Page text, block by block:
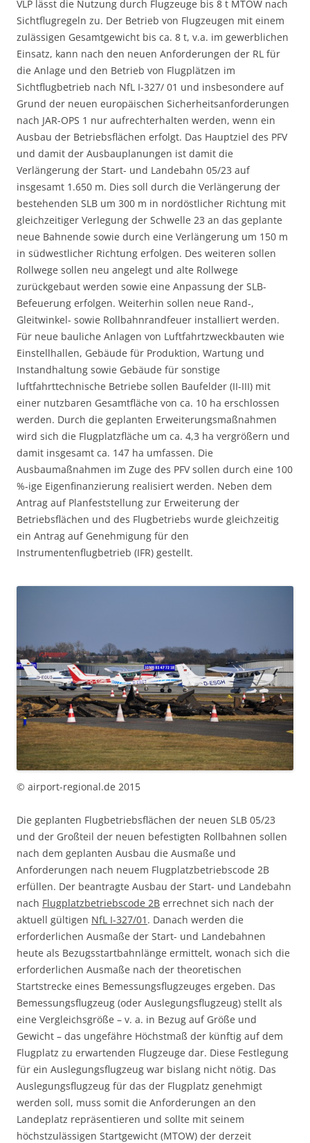
VLP lässt die Nutzung durch Flugzeuge bis 8 t MTOW nach
Sichtflugregeln zu. Der Betrieb von Flugzeugen mit einem
zulässigen Gesamtgewicht bis ca. 8 t, v.a. im gewerblichen
Einsatz, kann nach den neuen Anforderungen der RL für
die Anlage und den Betrieb von Flugplätzen im
Sichtflugbetrieb nach NfL I-327/ 01 und insbesondere auf
Grund der neuen europäischen Sicherheitsanforderungen
nach JAR-OPS 1 nur aufrechterhalten werden, wenn ein
Ausbau der Betriebsflächen erfolgt. Das Hauptziel des PFV
und damit der Ausbauplanungen ist damit die
Verlängerung der Start- und Landebahn 05/23 auf
insgesamt 1.650 m. Dies soll durch die Verlängerung der
bestehenden SLB um 300 m in nordöstlicher Richtung mit
gleichzeitiger Verlegung der Schwelle 23 an das geplante
neue Bahnende sowie durch eine Verlängerung um 150 m
in südwestlicher Richtung erfolgen. Des weiteren sollen
Rollwege sollen neu angelegt und alte Rollwege
zurückgebaut werden sowie eine Anpassung der SLB-
Befeuerung erfolgen. Weiterhin sollen neue Rand-,
Gleitwinkel- sowie Rollbahnrandfeuer installiert werden.
Für neue bauliche Anlagen von Luftfahrtzweckbauten wie
Einstellhallen, Gebäude für Produktion, Wartung und
Instandhaltung sowie Gebäude für sonstige
luftfahrttechnische Betriebe sollen Baufelder (II-III) mit
einer nutzbaren Gesamtfläche von ca. 10 ha erschlossen
werden. Durch die geplanten Erweiterungsmaßnahmen
wird sich die Flugplatzfläche um ca. 4,3 ha vergrößern und
damit insgesamt ca. 147 ha umfassen. Die
Ausbaumaßnahmen im Zuge des PFV sollen durch eine 100
%-ige Eigenfinanzierung realisiert werden. Neben dem
Antrag auf Planfeststellung zur Erweiterung der
Betriebsflächen und des Flugbetriebs wurde gleichzeitig
ein Antrag auf Genehmigung für den
Instrumentenflugbetrieb (IFR) gestellt.
© airport-regional.de 2015
Die geplanten Flugbetriebsflächen der neuen SLB 05/23
und der Großteil der neuen befestigten Rollbahnen sollen
nach dem geplanten Ausbau die Ausmaße und
Anforderungen nach neuem Flugplatzbetriebscode 2B
erfüllen. Der beantragte Ausbau der Start- und Landebahn
nach Flugplatzbetriebscode 2B errechnet sich nach der
aktuell gültigen NfL I-327/01 . Danach werden die
erforderlichen Ausmaße der Start- und Landebahnen
heute als Bezugsstartbahnlänge ermittelt, wonach sich die
erforderlichen Ausmaße nach der theoretischen
Startstrecke eines Bemessungsflugzeuges ergeben. Das
Bemessungsflugzeug (oder Auslegungsflugzeug) stellt als
eine Vergleichsgröße – v. a. in Bezug auf Größe und
Gewicht – das ungefähre Höchstmaß der künftig auf dem
Flugplatz zu erwartenden Flugzeuge dar. Diese Festlegung
für ein Auslegungsflugzeug war bislang nicht nötig. Das
Auslegungsflugzeug für das der Flugplatz genehmigt
werden soll, muss somit die Anforderungen an den
Landeplatz repräsentieren und sollte mit seinem
höchstzulässigen Startgewicht (MTOW) der derzeit